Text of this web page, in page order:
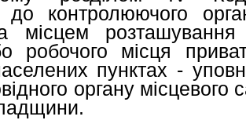
до контролюючого
місцем розташування
робочого місця
пунктах -
органу